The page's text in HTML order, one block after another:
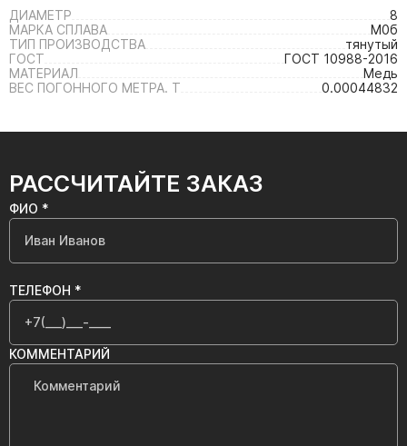
ДИАМЕТР
8
МАРКА СПЛАВА
М0б
ТИП ПРОИЗВОДСТВА
тянутый
ГОСТ
ГОСТ 10988-2016
МАТЕРИАЛ
Медь
ВЕС ПОГОННОГО МЕТРА. Т
0.00044832
РАССЧИТАЙТЕ ЗАКАЗ
ФИО *
ТЕЛЕФОН *
КОММЕНТАРИЙ